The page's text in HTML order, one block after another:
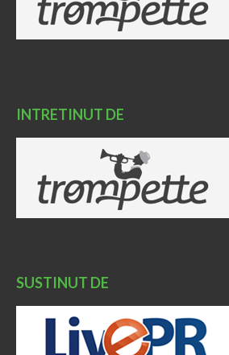
INTRETINUT DE
SUSTINUT DE